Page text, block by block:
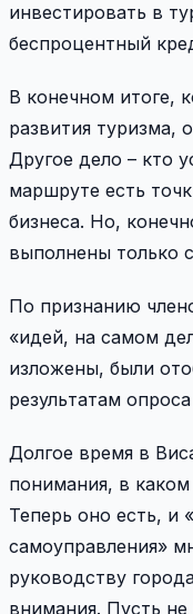
инвестировать в
беспроцентный
В конечном итоге,
развития туризма,
Другое дело – кто
маршруте есть
бизнеса. Но,
выполнены только
По признанию
«идей, на самом
изложены, были
результатам
Долгое время в
понимания, в
Теперь оно есть, и
самоуправления»
руководству
внимания. Пусть не